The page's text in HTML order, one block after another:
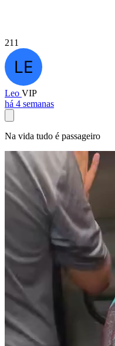
211
Leo VIP
há 4 semanas
Na vida tudo é passageiro